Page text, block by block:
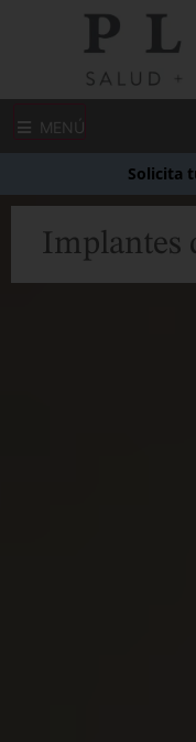
MENÚ
Solicita
Implantes